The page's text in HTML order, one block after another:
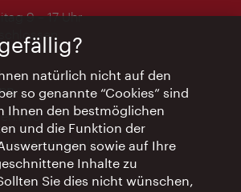
9 – 17 Uhr
rund um die Uhr
natürlich nicht auf den
so genannte “Cookies” sind
Ihnen den bestmöglichen
und die Funktion der
sowie auf Ihre
Inhalte zu
Sie dies nicht wünschen,